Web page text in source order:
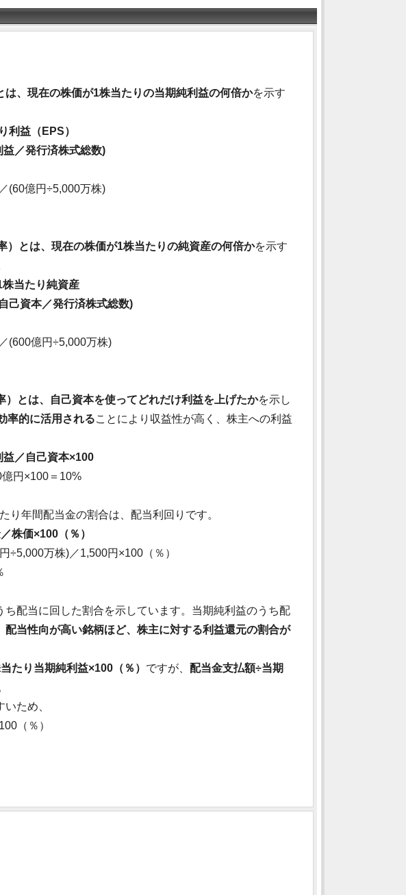
は、現在の株価が1株当たりの当期純利益の何倍かを示す
利益（EPS）
益／発行済株式総数)
(60億円÷5,000万株)
）とは、現在の株価が1株当たりの純資産の何倍かを示す
当たり純資産
己資本／発行済株式総数)
(600億円÷5,000万株)
）とは、自己資本を使ってどれだけ利益を上げたかを示し
率的に活用されることにより収益性が高く、株主への利益
益／自己資本×100
円×100＝10%
り年間配当金の割合は、配当利回りです。
株価×100（％）
÷5,000万株)／1,500円×100（％）
配当に回した割合を示しています。当期純利益のうち配
配当性向が高い銘柄ほど、株主に対する利益還元の割合が
たり当期純利益×100（％） ですが、 配当金支払額÷当期
ため、
（％）